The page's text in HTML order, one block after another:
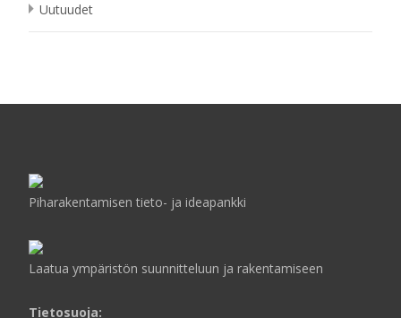
Uutuudet
Piharakentamisen tieto- ja ideapankki
Laatua ympäristön suunnitteluun ja rakentamiseen
Tietosuoja: